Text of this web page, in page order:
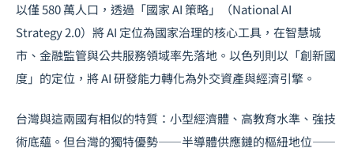
以僅 580 萬人口，透過「國家 AI 策略」（National AI
Strategy 2.0）將 AI 定位為國家治理的核心工具，在智慧城
市 、金融監管與公共服務領域率先落地。以色列則以「創新國
度」的定位，將 AI 研發能力轉化為外交資產與經濟引擎。
台灣與這兩國有相似的特質：小型經濟體、高教育水準、強技
術底蘊。但台灣的獨特優勢——半導體供應鏈的樞紐地位——